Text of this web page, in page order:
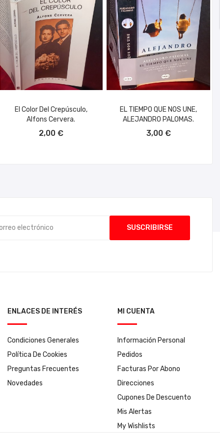
El Color Del Crepúsculo,
Alfons Cervera.
2,00 €
EL TIEMPO QUE NOS UNE,
ALEJANDRO PALOMAS.
3,00 €
ENLACES DE INTERÉS
Condiciones Generales
Política De Cookies
Preguntas Frecuentes
Novedades
MI CUENTA
Información Personal
Pedidos
Facturas Por Abono
Direcciones
Cupones De Descuento
Mis Alertas
My Wishlists